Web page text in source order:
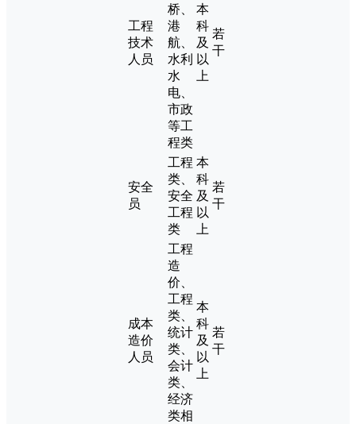
工程
技术
人员
桥、
港
航、
水利
水
电、
市政
等工
程类
本
科
及
以
上
若
干
安全
员
工程
类、
安全
工程
类
本
科
及
以
上
若
干
成本
造价
人员
工程
造
价、
工程
类、
统计
类、
会计
类、
经济
类相
本
科
及
以
上
若
干